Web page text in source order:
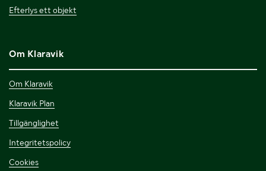
Efterlys ett objekt
Om Klaravik
Om Klaravik
Klaravik Plan
Tillgänglighet
Integritetspolicy
Cookies